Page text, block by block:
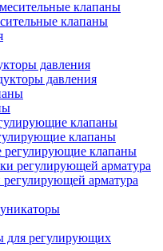
клапаны
давления
давления
клапаны
клапаны
регулирующие клапаны
арматура
для регулирующих